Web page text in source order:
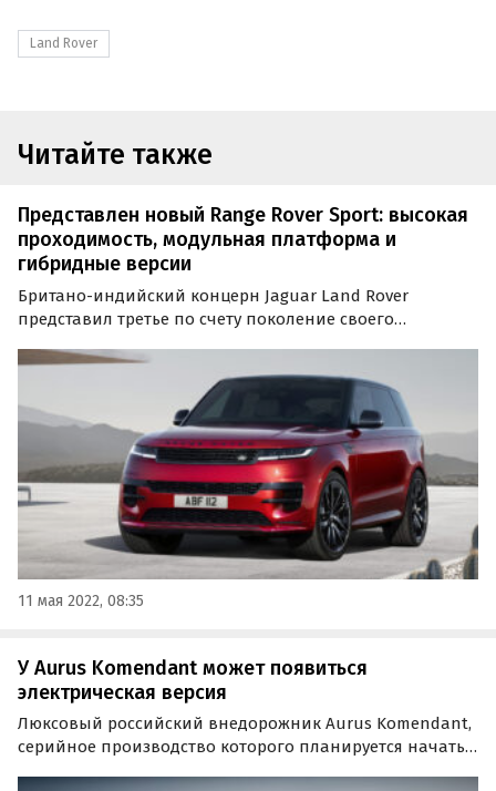
Land Rover
Читайте также
Представлен новый Range Rover Sport: высокая
проходимость, модульная платформа и
гибридные версии
Британо-индийский концерн Jaguar Land Rover
представил третье по счету поколение своего
и старший Range Rover, получил модульную платформу
MLA-Flex и будет выпускаться как минимум в семи
различных…
11 мая 2022, 08:35
У Aurus Komendant может появиться
электрическая версия
Люксовый российский внедорожник Aurus Komendant,
серийное производство которого планируется начать